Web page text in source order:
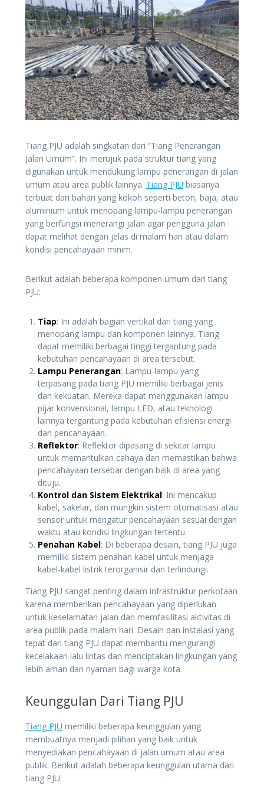
Tiang PJU adalah singkatan dari “Tiang Penerangan
Jalan Umum”. Ini merujuk pada struktur tiang yang
digunakan untuk mendukung lampu penerangan di jalan
umum atau area publik lainnya. Tiang PJU biasanya
terbuat dari bahan yang kokoh seperti beton, baja, atau
aluminium untuk menopang lampu-lampu penerangan
yang berfungsi menerangi jalan agar pengguna jalan
dapat melihat dengan jelas di malam hari atau dalam
kondisi pencahayaan minim.
Berikut adalah beberapa komponen umum dari tiang
PJU:
Tiap: Ini adalah bagian vertikal dari tiang yang
menopang lampu dan komponen lainnya. Tiang
dapat memiliki berbagai tinggi tergantung pada
kebutuhan pencahayaan di area tersebut.
Lampu Penerangan: Lampu-lampu yang
terpasang pada tiang PJU memiliki berbagai jenis
dan kekuatan. Mereka dapat menggunakan lampu
pijar konvensional, lampu LED, atau teknologi
lainnya tergantung pada kebutuhan efisiensi energi
dan pencahayaan.
Reflektor: Reflektor dipasang di sekitar lampu
untuk memantulkan cahaya dan memastikan bahwa
pencahayaan tersebar dengan baik di area yang
dituju.
Kontrol dan Sistem Elektrikal: Ini mencakup
kabel, sakelar, dan mungkin sistem otomatisasi atau
sensor untuk mengatur pencahayaan sesuai dengan
waktu atau kondisi lingkungan tertentu.
Penahan Kabel: Di beberapa desain, tiang PJU juga
memiliki sistem penahan kabel untuk menjaga
kabel-kabel listrik terorganisir dan terlindungi.
Tiang PJU sangat penting dalam infrastruktur perkotaan
karena memberikan pencahayaan yang diperlukan
untuk keselamatan jalan dan memfasilitasi aktivitas di
area publik pada malam hari. Desain dan instalasi yang
tepat dari tiang PJU dapat membantu mengurangi
kecelakaan lalu lintas dan menciptakan lingkungan yang
lebih aman dan nyaman bagi warga kota.
Keunggulan Dari Tiang PJU
Tiang PJU memiliki beberapa keunggulan yang
membuatnya menjadi pilihan yang baik untuk
menyediakan pencahayaan di jalan umum atau area
publik. Berikut adalah beberapa keunggulan utama dari
tiang PJU: